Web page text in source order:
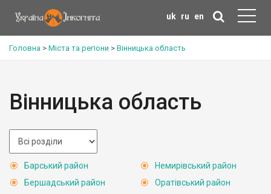
uk ru en
Головна > Міста та регіони > Вінницька область
Вінницька область
Барський район
Бершадський район
Немирівський район
Оратівський район